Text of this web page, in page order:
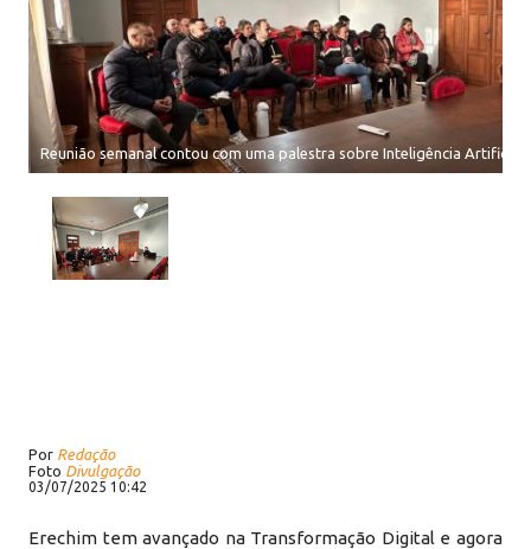
Reunião semanal contou com uma palestra sobre Inteligência Artificial
Por Redação
Foto Divulgação
03/07/2025 10:42
Erechim tem avançado na Transformação Digital e agora